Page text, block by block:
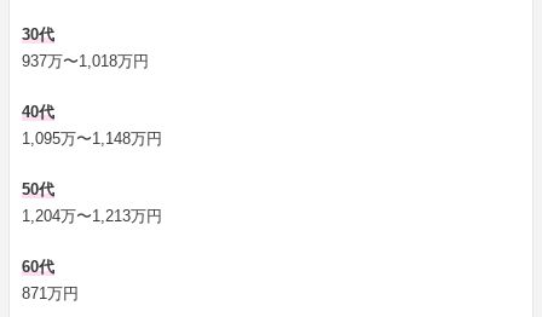
30代
937万〜1,018万円
40代
1,095万〜1,148万円
50代
1,204万〜1,213万円
60代
871万円